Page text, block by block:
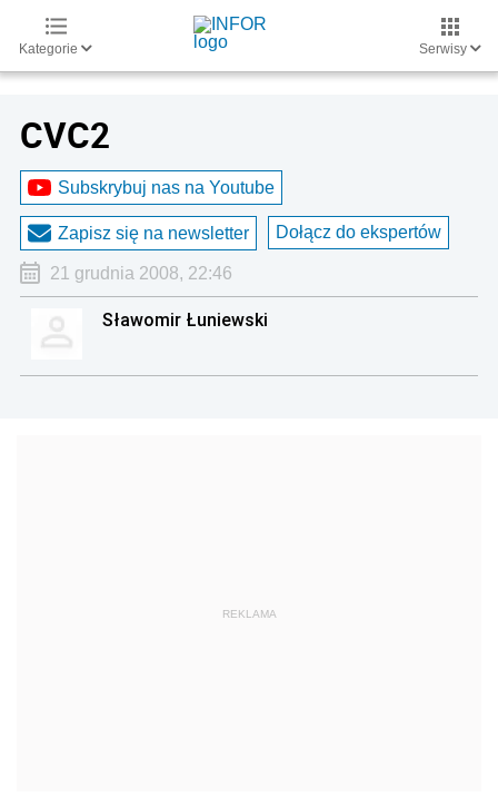
Kategorie Serwisy
CVC2
Subskrybuj nas na Youtube
Zapisz się na newsletter Dołącz do ekspertów
21 grudnia 2008, 22:46
Sławomir Łuniewski